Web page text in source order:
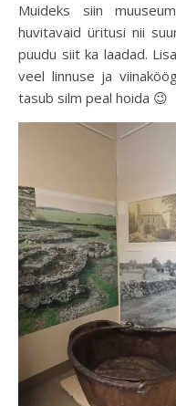
Muideks siin
huvitavaid üritusi nii
puudu siit ka laadad.
veel linnuse ja
tasub silm peal hoida 😉